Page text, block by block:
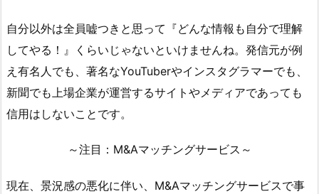
自分以外は全員嘘つきと思って『どんな情報も自分で理解
してやる！』くらいじゃないといけませんね。発信元が例
え有名人でも、著名なYouTuberやインスタグラマーでも、
新聞でも上場企業が運営するサイトやメディアであっても
信用はしないことです。
～注目：M&Aマッチングサービス～
現在、景況感の悪化に伴い、M&Aマッチングサービスで事